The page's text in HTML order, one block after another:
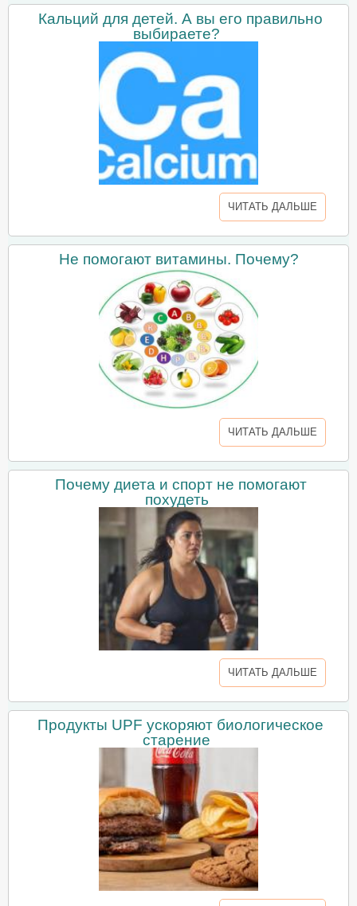
Кальций для детей. А вы его правильно
выбираете?
ЧИТАТЬ ДАЛЬШЕ
Не помогают витамины. Почему?
ЧИТАТЬ ДАЛЬШЕ
Почему диета и спорт не помогают
похудеть
ЧИТАТЬ ДАЛЬШЕ
Продукты UPF ускоряют биологическое
старение